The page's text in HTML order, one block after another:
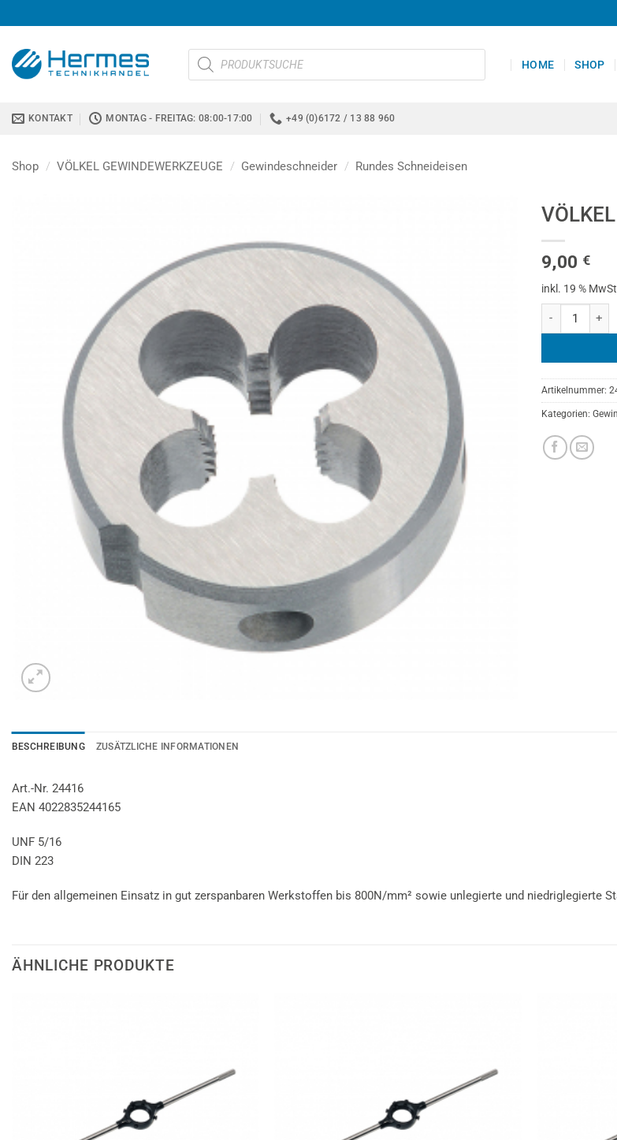
Inhalt
springen
Products
search
HOME SHOP
KONTAKT MONTAG - FREITAG: 08:00-17:00 +49 (0)6172 / 13 88 960
Shop / VÖLKEL GEWINDEWERKZEUGE / Gewindeschneider / Rundes Schneideisen
9,00 €
inkl. 19 %
Artikelnummer:
Kategorien:
BESCHREIBUNG ZUSÄTZLICHE INFORMATIONEN
Art.-Nr. 24416
EAN 4022835244165
UNF 5/16
DIN 223
Für den allgemeinen Einsatz in gut zerspanbaren Werkstoffen bis 800N/mm² sowie unlegierte und niedriglegierte
ÄHNLICHE PRODUKTE